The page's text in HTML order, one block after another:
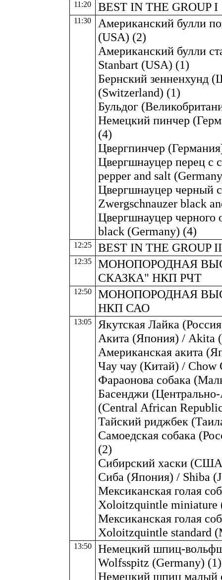
11:20 BEST IN THE GROUP I
11:30
Американский булли
(USA) (2)
Американский булли
Stanbart (USA) (1)
Бернский зенненхунд
(Switzerland) (1)
Бульдог
Немецкий пинчер
(4)
Цвергпинчер
Цвергшнауцер перец с
pepper and salt
Цвергшнауцер черный
Zwergschnauzer black
Цвергшнауцер черного
black (Germany) (4)
12:25 BEST IN THE GROUP II
12:35
МОНОПОРОДНАЯ
СКАЗКА" НКП РЧТ
12:50
МОНОПОРОДНАЯ
НКП САО
13:05
Якутская Лайка
Акита (Япония) / Akita
Американская акита
Чау чау (Китай) / Chow
Фараонова собака
Басенджи
(Central African
Тайский риджбек
Самоедская собака
(2)
Сибирский хаски
Сиба (Япония) / Shiba
Мексиканская голая
Xoloitzquintle miniature
Мексиканская голая
Xoloitzquintle standard
13:50
Немецкий шпиц-
Wolfsspitz (Germany) (1)
Немецкий шпиц малый